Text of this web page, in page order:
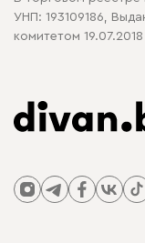
УНП: 193109186,
комитетом 19.07.2018